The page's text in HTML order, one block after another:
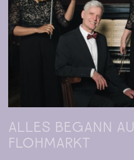
ALLES BEGANN
FLOHMARKT